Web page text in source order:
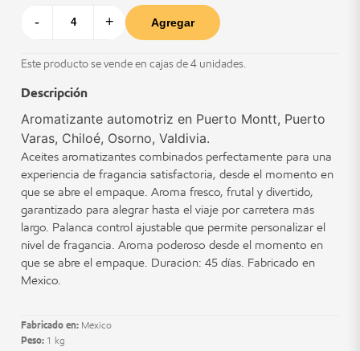
- + Agregar
Este producto se vende en cajas de 4 unidades.
Descripción
Aromatizante automotriz en Puerto Montt, Puerto
Varas, Chiloé, Osorno, Valdivia.
Aceites aromatizantes combinados perfectamente para una
experiencia de fragancia satisfactoria, desde el momento en
que se abre el empaque. Aroma fresco, frutal y divertido,
garantizado para alegrar hasta el viaje por carretera más
largo. Palanca control ajustable que permite personalizar el
nivel de fragancia. Aroma poderoso desde el momento en
que se abre el empaque. Duración: 45 días. Fabricado en
México.
Fabricado en: México
Peso: 1 kg